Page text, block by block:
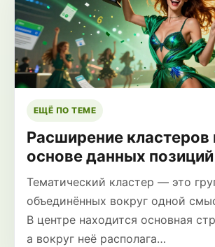
ЕЩЁ ПО ТЕМЕ
Расширение кластеров
основе данных позиций
Тематический кластер — это
объединённых вокруг одной
В центре находится основная
а вокруг неё располага…